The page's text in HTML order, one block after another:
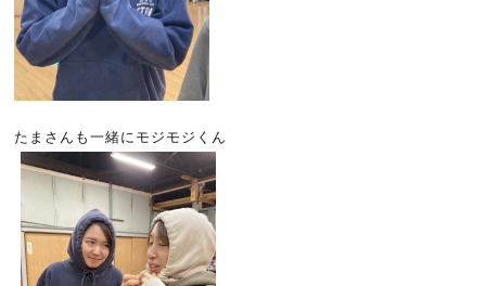
たまさんも一緒にモジモジくん